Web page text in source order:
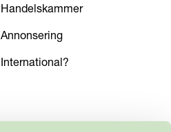
Handelskammer
Annonsering
International?